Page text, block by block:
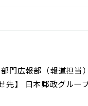
門広報部（報道担
】 日本郵政グルー